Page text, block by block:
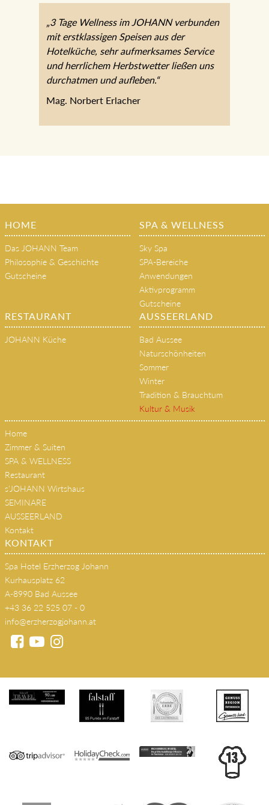
„3 Tage Wellness im JOHANN verbunden
mit erstklassigen Speisen aus der
Hotelküche, sehr aufmerksames Service
und herrlichem Herbstwetter ließen uns
durchatmen und aufleben.“
Mag. Norbert Erlacher
HOME
Das JOHANN Team
Philosophie & Geschichte
Gutscheine
SPA & WELLNESS
Sky Spa
SPA-Bereiche
Anwendungen
Aktivprogramm
Gutscheine
RESTAURANT
JOHANN Küche
AUSSEERLAND
Bad Aussee
Naturschönheiten
Sommer
Winter
Tradition & Brauchtum
Kultur & Musik
Home
Zimmer & Suiten
SPA & WELLNESS
Restaurant
s'JOHANN Wirtshaus
SEMINARE
AUSSEERLAND
Kontakt
KONTAKT
Spa Hotel Erzherzog Johann
Kurhausplatz 62
A-8990 Bad Aussee
+43 36 22 525 07 - 0
info@erzherzogjohann.at